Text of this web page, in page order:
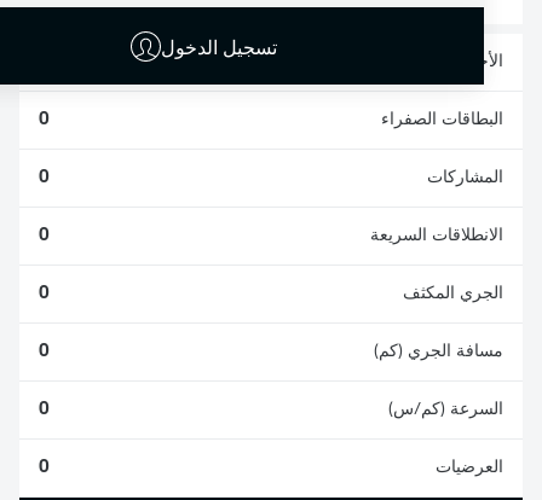
تسجيل الدخول
الأخطاء المرتكبة
البطاقات الصفراء
المشاركات
الانطلاقات السريعة
الجري المكثف
مسافة الجري (كم)
السرعة (كم/س)
العرضيات